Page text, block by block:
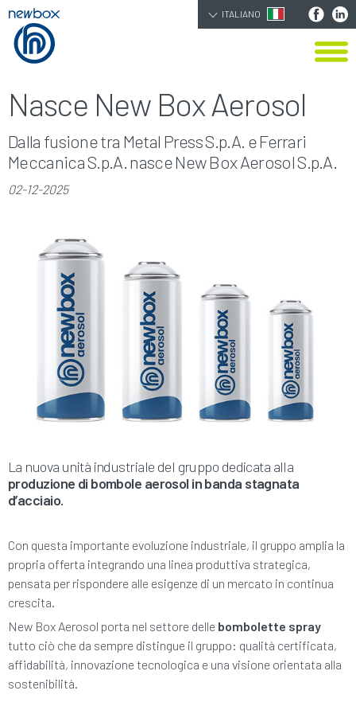
ITALIANO
Nasce New Box Aerosol
Dalla fusione tra Metal Press S.p.A. e Ferrari
Meccanica S.p.A. nasce New Box Aerosol S.p.A.
02-12-2025
La nuova unità industriale del gruppo dedicata alla
produzione di bombole aerosol in banda stagnata
d’acciaio.
Con questa importante evoluzione industriale, il gruppo amplia la
propria offerta integrando una linea produttiva strategica,
pensata per rispondere alle esigenze di un mercato in continua
crescita.
New Box Aerosol porta nel settore delle bombolette spray
tutto ciò che da sempre distingue il gruppo: qualità certificata,
affidabilità, innovazione tecnologica e una visione orientata alla
sostenibilità.